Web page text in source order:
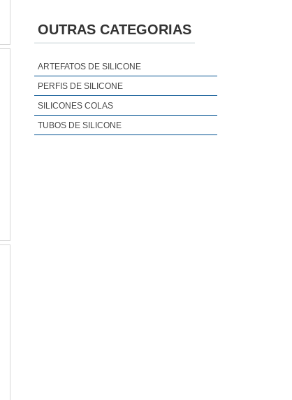
OUTRAS CATEGORIAS
ARTEFATOS DE SILICONE
PERFIS DE SILICONE
SILICONES COLAS
TUBOS DE SILICONE